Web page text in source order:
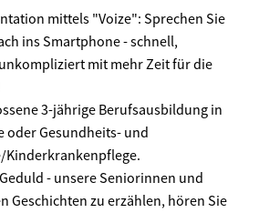
mittels "Voize": Sprechen Sie
ins Smartphone - schnell,
mit mehr Zeit für die
3-jährige Berufsausbildung in
oder Gesundheits- und
Kinderkrankenpflege.
- unsere Seniorinnen und
Geschichten zu erzählen, hören Sie